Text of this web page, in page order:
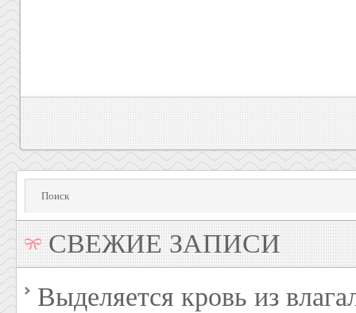
СВЕЖИЕ ЗАПИСИ
Выделяется кровь из